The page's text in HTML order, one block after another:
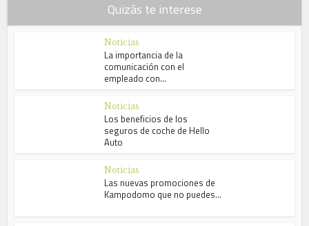
Quizás te interese
Noticias
La importancia de la
comunicación con el
empleado con...
Noticias
Los beneficios de los
seguros de coche de Hello
Auto
Noticias
Las nuevas promociones de
Kampodomo que no puedes...